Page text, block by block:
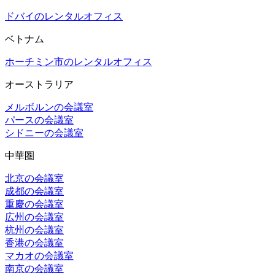
ドバイのレンタルオフィス
ベトナム
ホーチミン市のレンタルオフィス
オーストラリア
メルボルンの会議室
パースの会議室
シドニーの会議室
中華圏
北京の会議室
成都の会議室
重慶の会議室
広州の会議室
杭州の会議室
香港の会議室
マカオの会議室
南京の会議室